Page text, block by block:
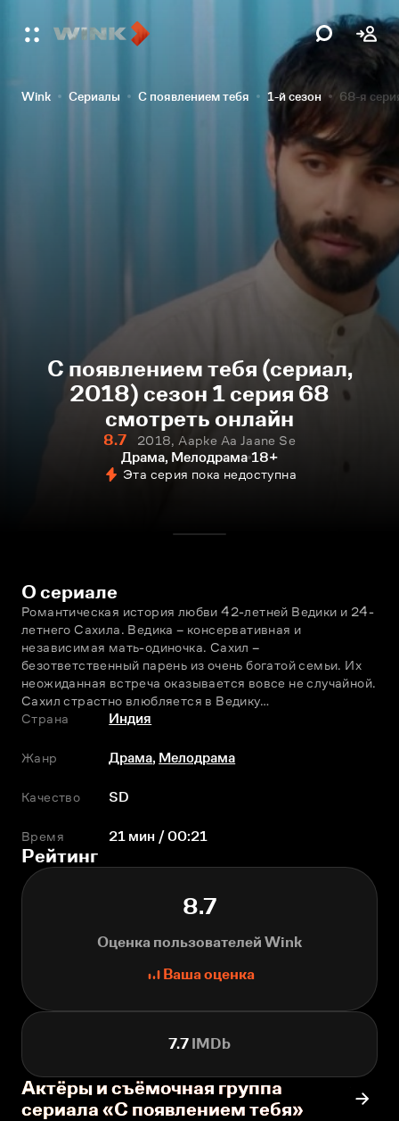
Wink Сериалы С появлением тебя 1-й сезон 68-я
С появлением тебя (сериал,
2018) сезон 1 серия 68
смотреть онлайн
8.7
2018, Aapke Aa Jaane Se
Драма, Мелодрама 18+
Эта серия пока недоступна
О сериале
Романтическая история любви 42-летней Ведики и 24-
летнего Сахила. Ведика – консервативная и
независимая мать-одиночка. Сахил –
безответственный парень из очень богатой семьи. Их
неожиданная встреча оказывается вовсе не случайной.
Сахил страстно влюбляется в Ведику…
Страна
Индия
Жанр Драма, Мелодрама
Качество SD
Время 21 мин / 00:21
Рейтинг
8.7
Оценка пользователей Wink
Ваша оценка
7.7 IMDb
Актёры и съёмочная группа
сериала «С появлением тебя»